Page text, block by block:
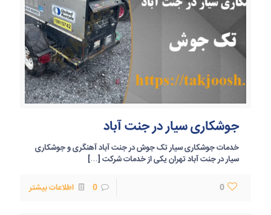
جوشکاری سیار در جنت آباد
خدمات جوشکاری سیار تک جوش در جنت آباد آهنگری و جوشکاری
سیار در جنت آباد تهران یکی از خدمات شرکت […]
0
0 اطلاعات بیشتر